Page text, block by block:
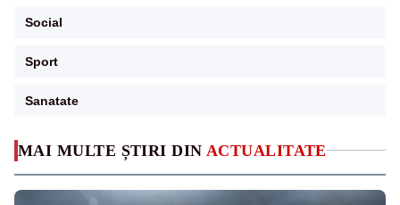
MAI MULTE ȘTIRI DIN ACTUALITATE
Social
Sport
Sanatate